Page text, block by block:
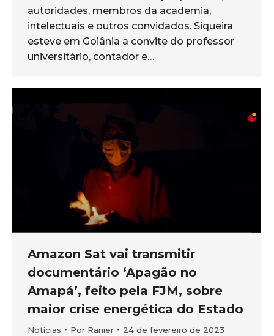
autoridades, membros da academia,
intelectuais e outros convidados. Siqueira
esteve em Goiânia a convite do professor
universitário, contador e…
Amazon Sat vai transmitir
documentário ‘Apagão no
Amapá’, feito pela FJM, sobre
maior crise energética do Estado
Notícias Por Ranier 24 de fevereiro de 2023